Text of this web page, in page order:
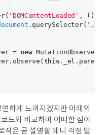
'DOMContentLoaded' , () =>
.querySelector(
= new
this
하게 느껴지겠지만 아래의
와 비교하며 어떠한 점이
직은 곧 설명할 테니 걱정 말